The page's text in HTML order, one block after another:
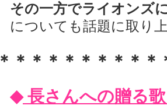
その一方でライオンズ
についても話題に取り
＊＊＊＊＊＊＊＊＊
◆長さんへの贈る